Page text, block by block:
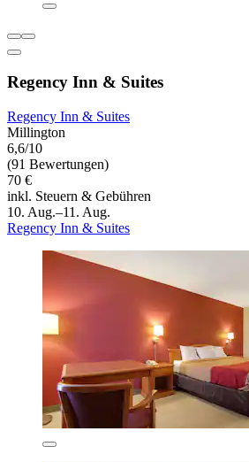
Regency Inn & Suites
Regency Inn & Suites
Millington
6,6/10
(91 Bewertungen)
70 €
inkl. Steuern & Gebühren
10. Aug.–11. Aug.
Regency Inn & Suites